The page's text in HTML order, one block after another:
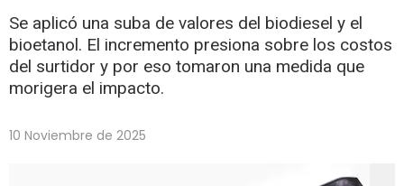
Se aplicó una suba de valores del biodiesel y el
bioetanol. El incremento presiona sobre los costos
del surtidor y por eso tomaron una medida que
morigera el impacto.
10 Noviembre de 2025